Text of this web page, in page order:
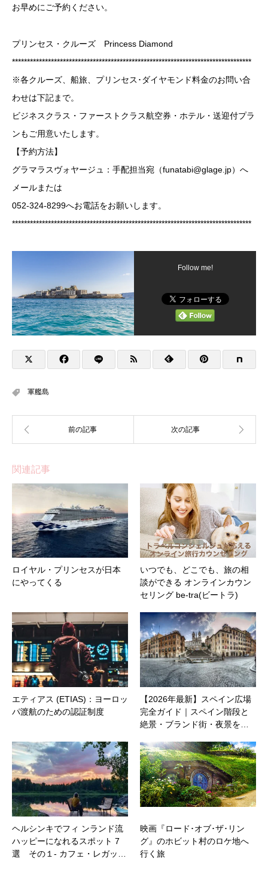
お早めにご予約ください。
プリンセス・クルーズ Princess Diamond
********************************************************************************
※各クルーズ、船旅、プリンセス･ダイヤモンド料金のお問い合
わせは下記まで。
ビジネスクラス・ファーストクラス航空券・ホテル・送迎付プラ
ンもご用意いたします。
【予約方法】
グラマラスヴォヤージュ：手配担当宛（funatabi@glage.jp）へ
メールまたは
052-324-8299へお電話をお願いします。
********************************************************************************
Follow me!
軍艦島
関連記事
ロイヤル・プリンセスが日本
にやってくる
いつでも、どこでも、旅の相
談ができる オンラインカウン
セリング be-tra(ビートラ)
エティアス (ETIAS)：ヨーロッ
パ渡航のための認証制度
【2026年最新】スペイン広場
完全ガイド｜スペイン階段と
絶景・ブランド街・夜景を…
ヘルシンキでフィ ンランド流
ハッピーになれるスポット 7
選 その１- カフェ・レガッ…
映画『ロード･オブ･ザ･リン
グ』のホビット村のロケ地へ
行く旅